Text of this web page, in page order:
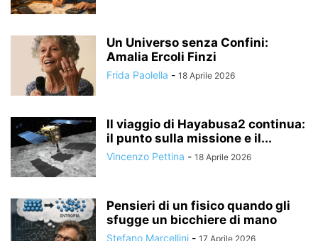
Un Universo senza Confini:
Amalia Ercoli Finzi
Frida Paolella - 18 Aprile 2026
Il viaggio di Hayabusa2 continua:
il punto sulla missione e il...
Vincenzo Pettina - 18 Aprile 2026
Pensieri di un fisico quando gli
sfugge un bicchiere di mano
Stefano Marcellini - 17 Aprile 2026